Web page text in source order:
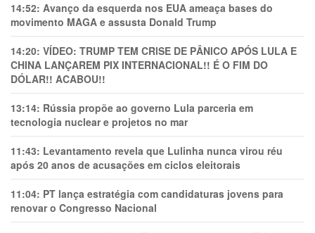
14:52: Avanço da esquerda nos EUA ameaça bases do
movimento MAGA e assusta Donald Trump
14:20: VÍDEO: TRUMP TEM CRlSE DE PÂNlCO APÓS LULA E
CHINA LANÇAREM PIX INTERNACIONAL!! É O FIM DO
DÓLAR!! ACABOU!!
13:14: Rússia propõe ao governo Lula parceria em
tecnologia nuclear e projetos no mar
11:43: Levantamento revela que Lulinha nunca virou réu
após 20 anos de acusações em ciclos eleitorais
11:04: PT lança estratégia com candidaturas jovens para
renovar o Congresso Nacional